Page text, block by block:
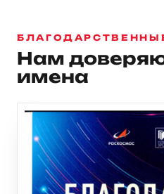
Нам
имена